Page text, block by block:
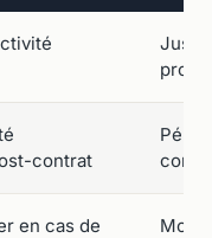
contrat
en cas de